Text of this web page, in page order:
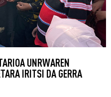
UNRWAREN
IRITSI DA GERRA